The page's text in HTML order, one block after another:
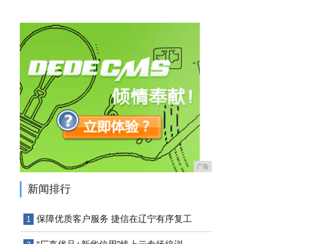
广告
新闻排行
1 保障优质客户服务 捷信在辽宁有序复工